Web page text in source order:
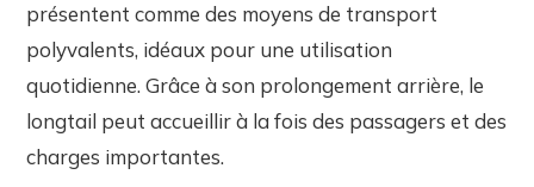
présentent comme des moyens de transport
polyvalents, idéaux pour une utilisation
quotidienne. Grâce à son prolongement arrière, le
longtail peut accueillir à la fois des passagers et des
charges importantes.